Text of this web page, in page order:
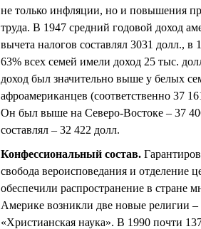
не только инфляции, но и повышения
труда. В 1947 средний годовой доход
вычета налогов составлял 3031 долл., в
63% всех семей имели доход 25 тыс.
доход был значительно выше у белых
афроамериканцев (соответственно 37
Он был выше на Северо-Востоке – 37
составлял – 32 422 долл.
Конфессиональный состав.
свобода вероисповедания и отделение
обеспечили распространение в стране
Америке возникли две новые религии
«Христианская наука». В 1990 почти